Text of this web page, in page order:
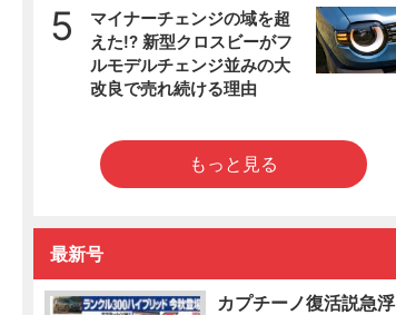
5
マイナーチェンジの域を超
えた!? 新型クロスビーがフ
ルモデルチェンジ並みの大
改良で売れ続ける理由
もっと見る
最新号
カプチーノ復活説急浮